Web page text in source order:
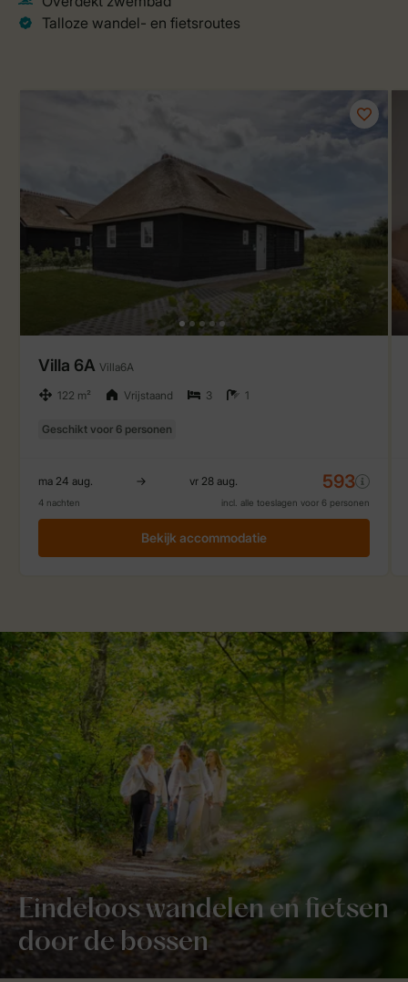
Eindeloos wandelen en fietsen
door de bossen